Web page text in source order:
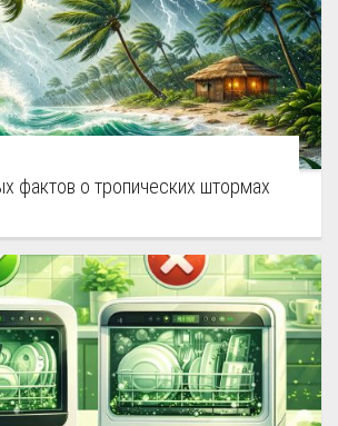
фактов о тропических штормах